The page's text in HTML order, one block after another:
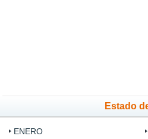
Estado
ENERO